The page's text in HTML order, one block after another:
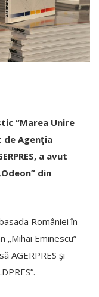
“Marea Unire
de Agenţia
a avut
din
României în
Eminescu”
AGERPRES şi